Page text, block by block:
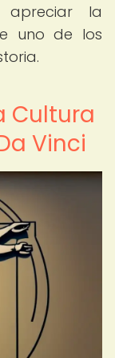
apreciar la
uno de los
Cultura
Vinci